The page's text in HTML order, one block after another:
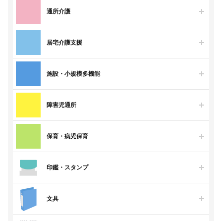
通所介護
居宅介護支援
施設・小規模多機能
障害児通所
保育・病児保育
印鑑・スタンプ
文具